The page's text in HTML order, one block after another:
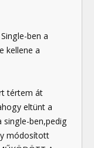
ben a
kellene a
tértem át
eltünt a
single-ben,pedig
módosított